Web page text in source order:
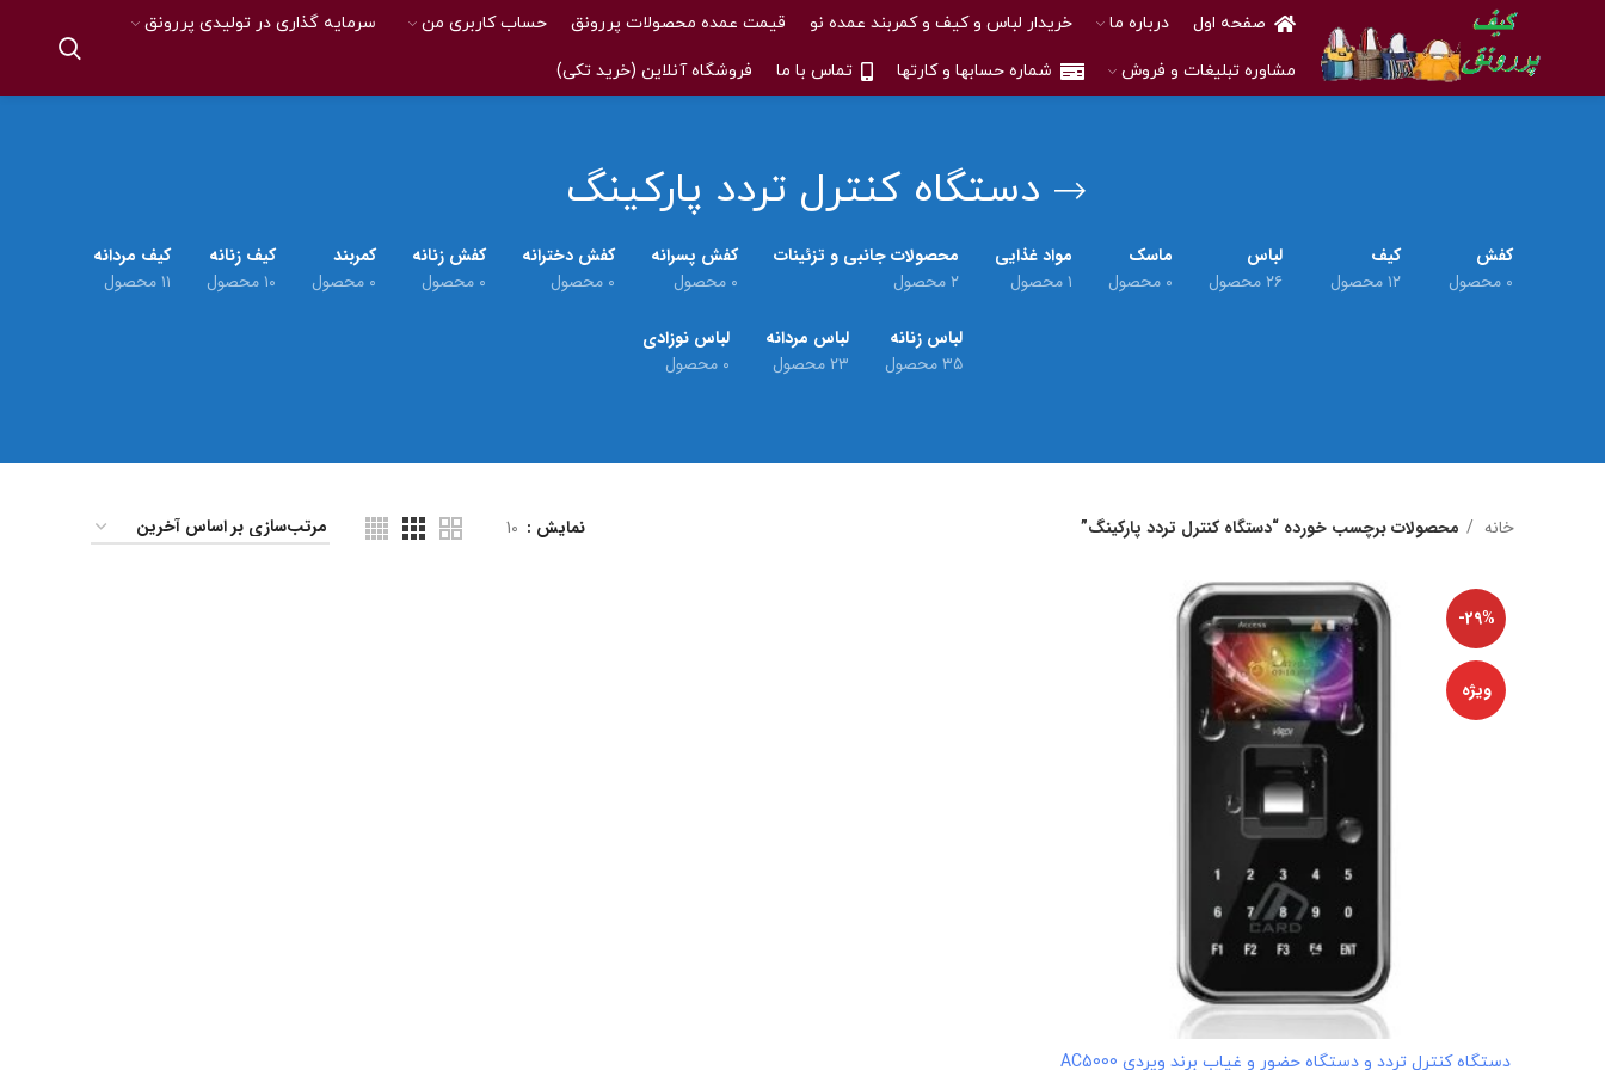
صفحه اول درباره ما خریدار لباس و کیف و کمربند عمده نو قیمت عمده محصولات پررونق حساب کاربری من سرمایه گذاری در تولیدی پررونق
مشاوره تبلیغات و فروش شماره حسابها و کارتها تماس با ما فروشگاه آنلاین (خرید تکی)
دستگاه کنترل تردد پارکینگ
کفش
۰ محصول
کیف
۱۲ محصول
لباس
۲۶ محصول
ماسک
۰ محصول
مواد غذایی
۱ محصول
محصولات جانبی و تزئینات
۲ محصول
کفش پسرانه
۰ محصول
کفش دخترانه
۰ محصول
کفش زنانه
۰ محصول
کمربند
۰ محصول
کیف زنانه
۱۰ محصول
کیف مردانه
۱۱ محصول
لباس زنانه
۳۵ محصول
لباس مردانه
۲۳ محصول
لباس نوزادی
۰ محصول
خانه محصولات برچسب خورده “دستگاه کنترل تردد پارکینگ” نمایش 10
-29%
ویژه
افزودن به سبد خرید
دستگاه کنترل تردد و دستگاه حضور و غیاب برند ویردی AC5000